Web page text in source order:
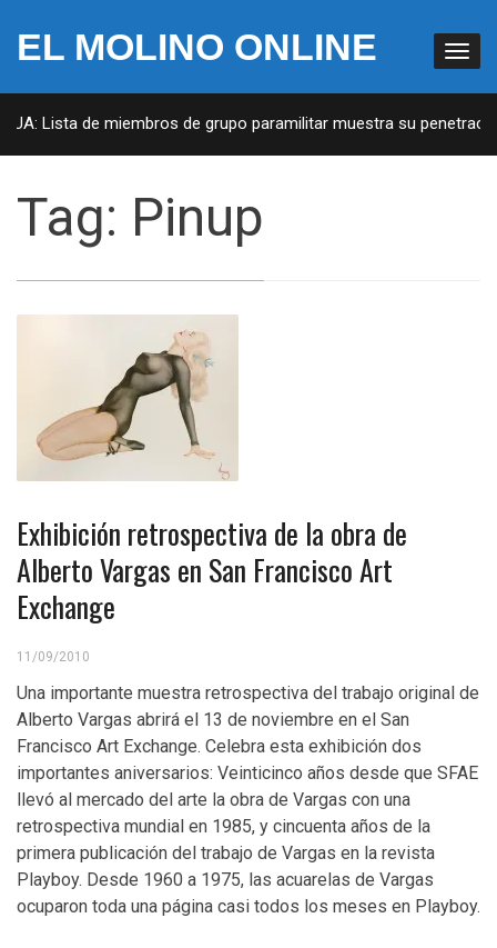
EL MOLINO ONLINE
Lista de miembros de grupo paramilitar muestra su
Tag: Pinup
Exhibición retrospectiva de la obra de
Alberto Vargas en San Francisco Art
Exchange
11/09/2010
Una importante muestra retrospectiva del trabajo original de
Alberto Vargas abrirá el 13 de noviembre en el San
Francisco Art Exchange. Celebra esta exhibición dos
importantes aniversarios: Veinticinco años desde que SFAE
llevó al mercado del arte la obra de Vargas con una
retrospectiva mundial en 1985, y cincuenta años de la
primera publicación del trabajo de Vargas en la revista
Playboy. Desde 1960 a 1975, las acuarelas de Vargas
ocuparon toda una página casi todos los meses en Playboy.